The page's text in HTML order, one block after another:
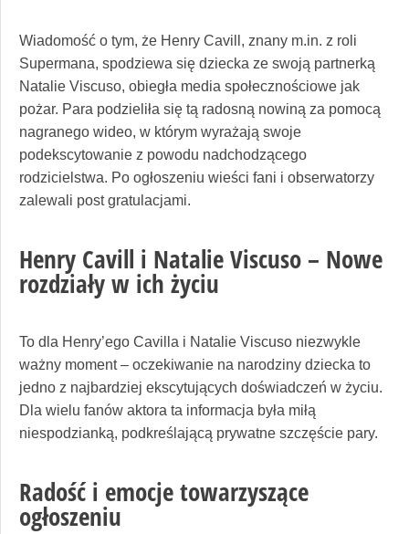
Wiadomość o tym, że Henry Cavill, znany m.in. z roli
Supermana, spodziewa się dziecka ze swoją partnerką
Natalie Viscuso, obiegła media społecznościowe jak
pożar. Para podzieliła się tą radosną nowiną za pomocą
nagranego wideo, w którym wyrażają swoje
podekscytowanie z powodu nadchodzącego
rodzicielstwa. Po ogłoszeniu wieści fani i obserwatorzy
zalewali post gratulacjami.
Henry Cavill i Natalie Viscuso – Nowe
rozdziały w ich życiu
To dla Henry’ego Cavilla i Natalie Viscuso niezwykle
ważny moment – oczekiwanie na narodziny dziecka to
jedno z najbardziej ekscytujących doświadczeń w życiu.
Dla wielu fanów aktora ta informacja była miłą
niespodzianką, podkreślającą prywatne szczęście pary.
Radość i emocje towarzyszące
ogłoszeniu